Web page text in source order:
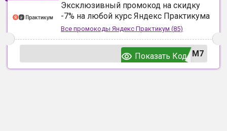
Эксклюзивный промокод на скидку
-7% на любой курс Яндекс Практикума
Все промокоды Яндекс Практикум (85)
UM7
Показать Код